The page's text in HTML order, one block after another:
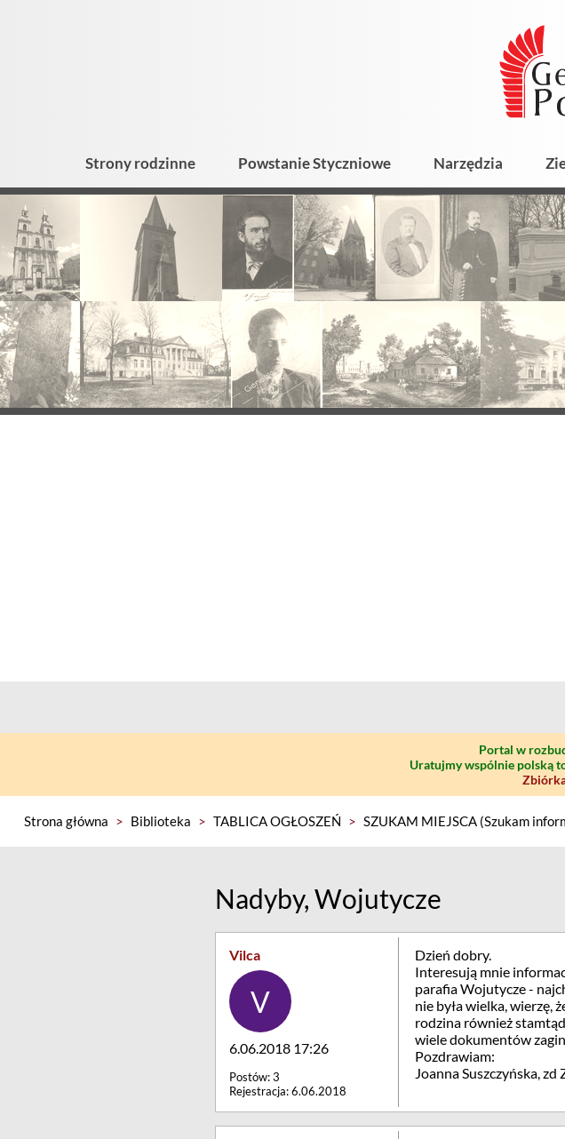
Strony rodzinne Powstanie Styczniowe Narzędzia
Portal w
Uratujmy wspólnie polską
Strona główna > Biblioteka > TABLICA OGŁOSZEŃ > SZUKAM MIEJSCA (Szukam
Nadyby, Wojutycze
Vilca
6.06.2018 17:26
Postów: 3
Rejestracja: 6.06.2018
Dzień dobry.
Interesują mnie
parafia Wojutycze -
nie była wielka, wierzę,
rodzina również
wiele dokumentów
Pozdrawiam:
Joanna Suszczyńska, zd